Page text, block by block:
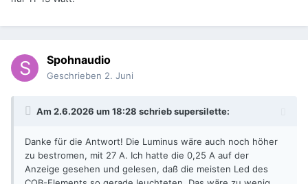
Spohnaudio
Geschrieben 2. Juni
Am 2.6.2026 um 18:28 schriebsupersilette:
Danke für die Antwort! Die Luminus wäre auch noch höher
zu bestromen, mit 27 A. Ich hatte die 0,25 A auf der
Anzeige gesehen und gelesen, daß die meisten Led des